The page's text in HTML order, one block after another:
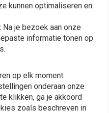
review
kunnen optimaliseren en
Na je bezoek aan onze
informatie tonen op
op elk moment
onderaan onze
klikken, ga je akkoord
zoals beschreven in